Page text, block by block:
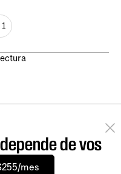
1
de vos
mes